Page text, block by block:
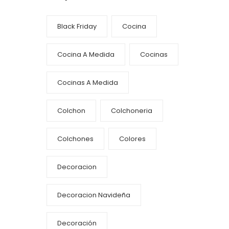
Black Friday Cocina
Cocina A Medida Cocinas
Cocinas A Medida
Colchon Colchoneria
Colchones Colores
Decoracion
Decoracion Navideña
Decoración